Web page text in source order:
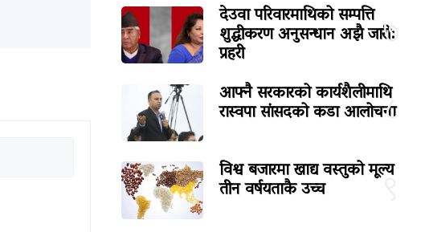
७
देउवा परिवारमाथिको सम्पत्ति
शुद्धीकरण अनुसन्धान अझै जारी:
प्रहरी
८
आफ्नै सरकारको कार्यशैलीमाथि
रास्वपा सांसदको कडा आलोचना
९
विश्व बजारमा खाद्य वस्तुको मूल्य
तीन वर्षयताकै उच्च